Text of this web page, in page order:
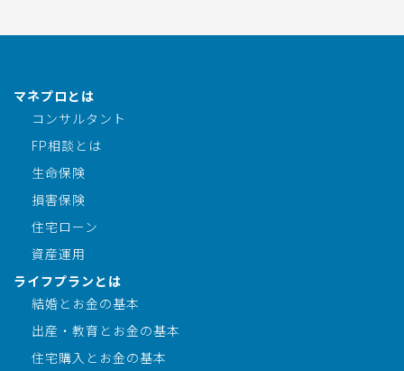
マネプロとは
コンサルタント
FP相談とは
生命保険
損害保険
住宅ローン
資産運用
ライフプランとは
結婚とお金の基本
出産・教育とお金の基本
住宅購入とお金の基本